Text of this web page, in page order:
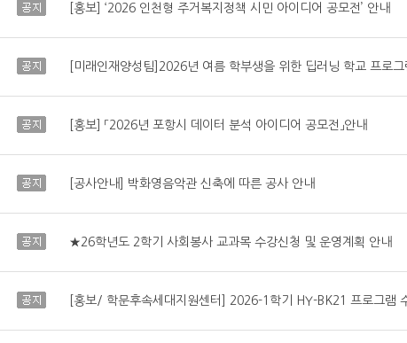
공지 [홍보] ‘2026 인천형 주거복지정책 시민 아이디어 공모전’ 안내
공지 [미래인재양성팀]2026년 여름 학부생을 위한 딥러닝 학교 프로
공지 [홍보] 「2026년 포항시 데이터 분석 아이디어 공모전」안내
공지 [공사안내] 박화영음악관 신축에 따른 공사 안내
공지 ★26학년도 2학기 사회봉사 교과목 수강신청 및 운영계획 안내
공지